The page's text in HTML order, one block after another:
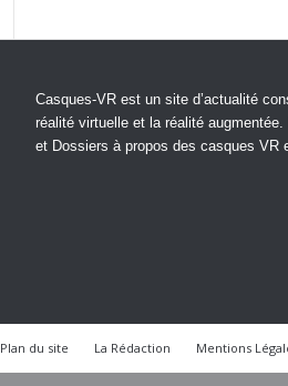
Casques-VR est un site d’actualité
réalité virtuelle et la réalité augmentée.
et Dossiers à propos des casques VR
Plan du site La Rédaction Mentions